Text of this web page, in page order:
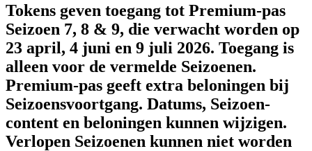
Tokens geven toegang tot Premium-pas
Seizoen 7, 8 & 9, die verwacht worden op
23 april, 4 juni en 9 juli 2026. Toegang is
alleen voor de vermelde Seizoenen.
Premium-pas geeft extra beloningen bij
Seizoensvoortgang. Datums, Seizoen-
content en beloningen kunnen wijzigen.
Verlopen Seizoenen kunnen niet worden